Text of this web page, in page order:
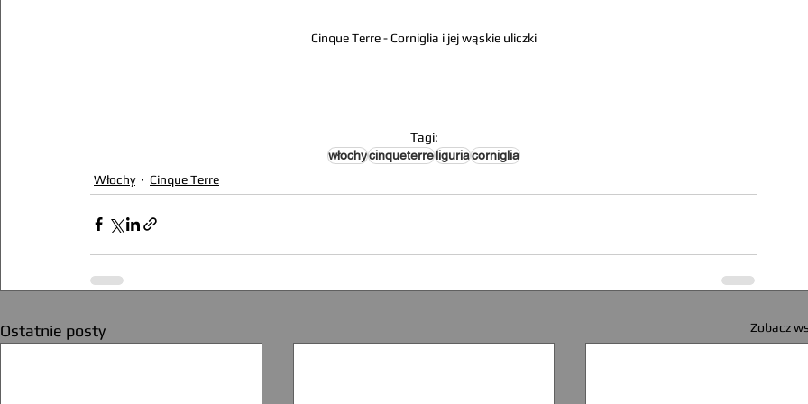
Cinque Terre - Corniglia i jej wąskie uliczki
Tagi:
włochycinqueterreliguriacorniglia
Włochy
Cinque Terre
Ostatnie posty Zobacz